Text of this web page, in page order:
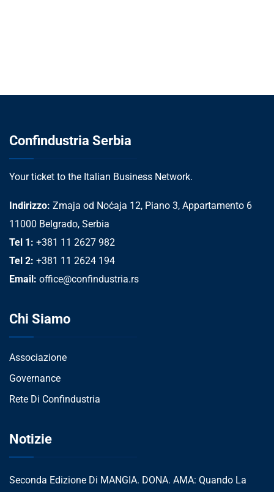
Confindustria Serbia
Your ticket to the Italian Business Network.
Indirizzo: Zmaja od Noćaja 12, Piano 3, Appartamento 6
11000 Belgrado, Serbia
Tel 1: +381 11 2627 982
Tel 2: +381 11 2624 194
Email: office@confindustria.rs
Chi Siamo
Associazione
Governance
Rete Di Confindustria
Notizie
Seconda Edizione Di MANGIA. DONA. AMA: Quando La